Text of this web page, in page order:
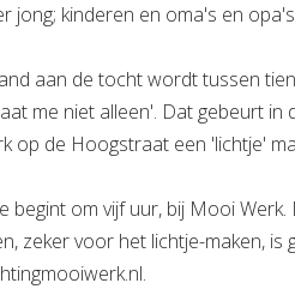
jong; kinderen en oma's en
aan de tocht wordt tussen
me niet alleen'. Dat gebeurt in
op de Hoogstraat een 'lichtje'
begint om vijf uur, bij Mooi
zeker voor het lichtje-maken, is